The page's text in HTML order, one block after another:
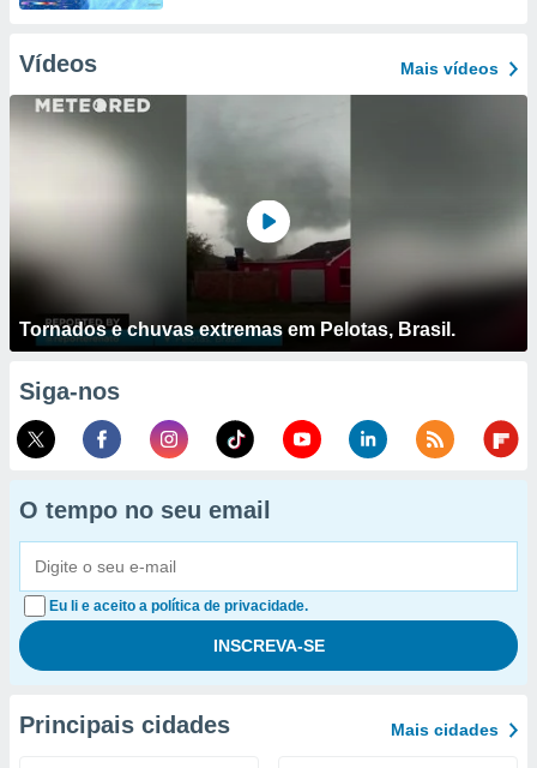
Vídeos Mais vídeos
Tornados e chuvas extremas em Pelotas, Brasil.
Siga-nos
O tempo no seu email
Eu li e aceito a política de privacidade.
Principais cidades Mais cidades